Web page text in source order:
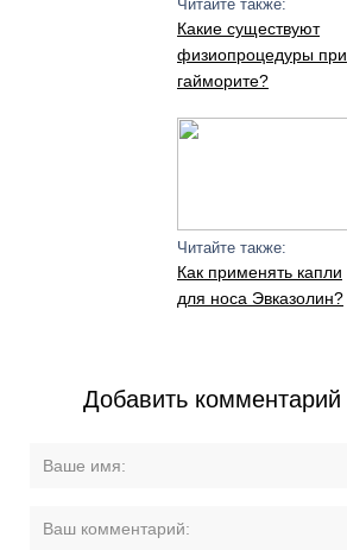
Читайте также:
Какие существуют
физиопроцедуры при
гайморите?
Читайте также:
Как применять капли
для носа Эвказолин?
Добавить комментарий